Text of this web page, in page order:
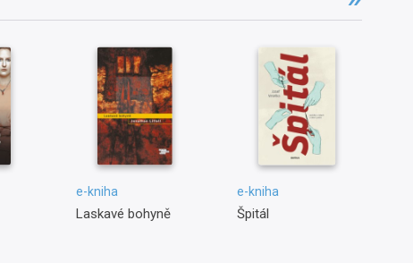
e-kniha
Laskavé bohyně
e-kniha
Špitál